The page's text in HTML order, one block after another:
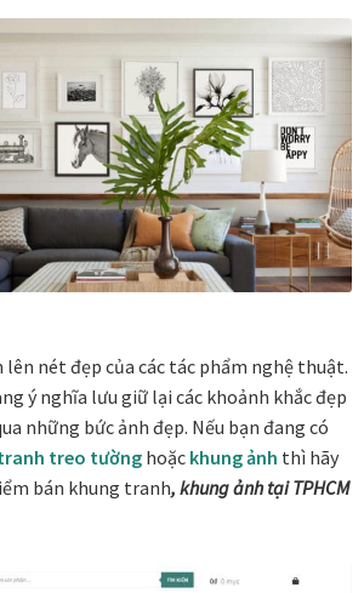
khách từ góc nhìn Home Stylist
– Quà tặng doanh nghiệp
hàng
nét đẹp của các tác phẩm nghệ thuật.
ý nghĩa lưu giữ lại các khoảnh khắc đẹp
những bức ảnh đẹp. Nếu bạn đang có
treo tường hoặc khung ảnh thì hãy
bán khung tranh, khung ảnh tại TPHCM